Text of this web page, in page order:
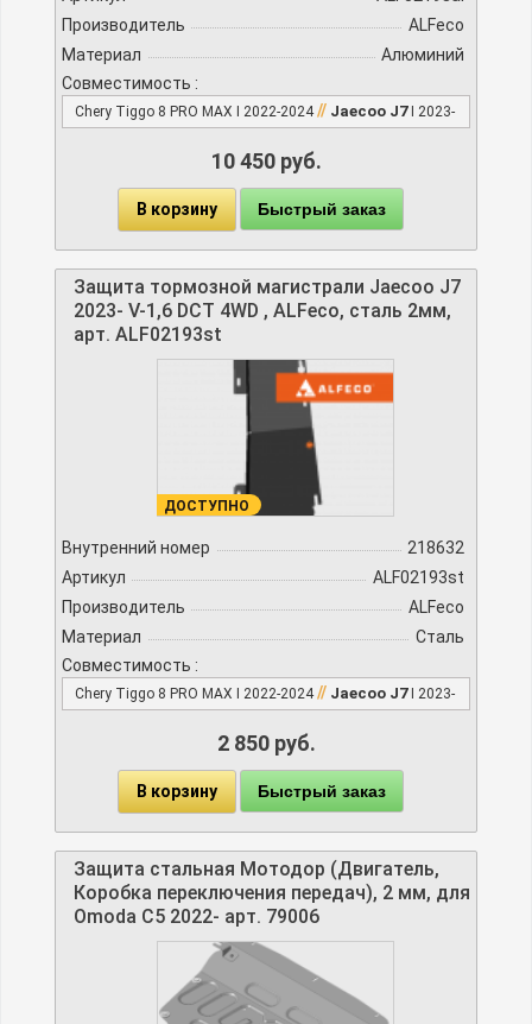
Производитель
ALFeco
Материал
Алюминий
Совместимость :
Chery Tiggo 8 PRO MAX I 2022-2024// Jaecoo J7I 2023-
10 450 руб.
В корзину Быстрый заказ
Защита тормозной магистрали Jaecoo J7
2023- V-1,6 DCT 4WD , ALFeco, сталь 2мм,
арт. ALF02193st
ДОСТУПНО
Внутренний номер
218632
Артикул
ALF02193st
Производитель
ALFeco
Материал
Сталь
Совместимость :
Chery Tiggo 8 PRO MAX I 2022-2024// Jaecoo J7I 2023-
2 850 руб.
В корзину Быстрый заказ
Защита стальная Мотодор (Двигатель,
Коробка переключения передач), 2 мм, для
Omoda C5 2022- арт. 79006